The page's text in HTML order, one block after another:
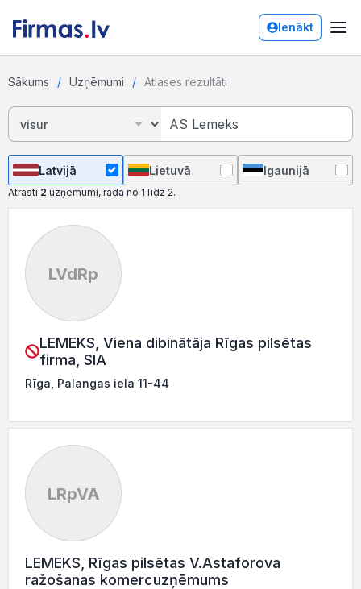
Ienākt
Sākums Uzņēmumi Atlases rezultāti
Latvijā Lietuvā Igaunijā
Atrasti 2 uzņēmumi, rāda no 1 līdz 2.
LVdRp
LEMEKS, Viena dibinātāja Rīgas pilsētas
firma, SIA
Rīga, Palangas iela 11-44
LRpVA
LEMEKS, Rīgas pilsētas V.Astaforova
ražošanas komercuzņēmums